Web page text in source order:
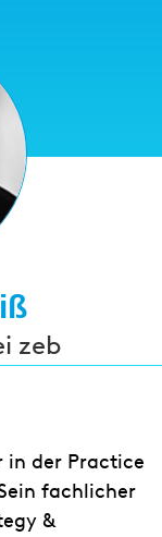
zeb
in der Practice
fachlicher
&